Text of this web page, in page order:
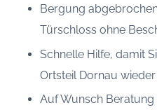
Bergung
Türschloss ohne
Schnelle Hilfe, damit
Ortsteil Dornau
Auf Wunsch